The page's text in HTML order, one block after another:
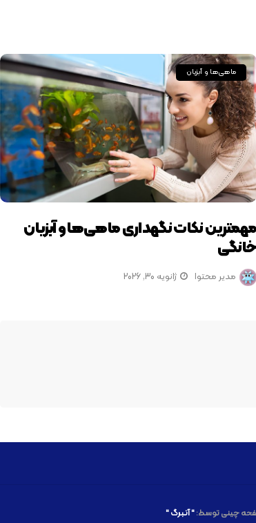
ماهی‌ها و آبزیان
مهمترین نکات نگهداری ماهی‌ها و آبزیان
مدیر محتوا ژانویه 30, 2026
چینی توسط:" آنـبرگ "